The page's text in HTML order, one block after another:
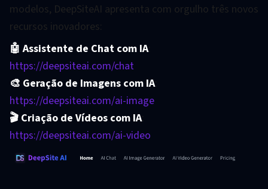
modelos, DeepSiteAI apresenta com orgulho três novos
recursos inovadores:
🤖 Assistente de Chat com IA:
https://deepsiteai.com/chat
🎨 Geração de Imagens com IA:
https://deepsiteai.com/ai-image
🎬 Criação de Vídeos com IA:
https://deepsiteai.com/ai-video